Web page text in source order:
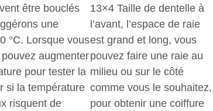
être bouclés
une
°C. Lorsque vous
augmenter
pour tester la
si la température
risquent de
13×4 Taille de dentelle à
l’avant, l’espace de raie
est grand et long, vous
pouvez faire une raie au
milieu ou sur le côté
comme vous le souhaitez,
pour obtenir une coiffure